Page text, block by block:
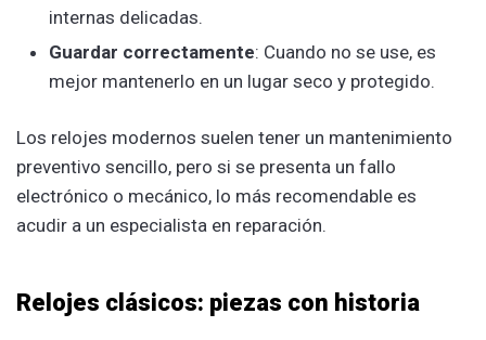
internas delicadas.
Guardar correctamente: Cuando no se use, es
mejor mantenerlo en un lugar seco y protegido.
Los relojes modernos suelen tener un mantenimiento
preventivo sencillo, pero si se presenta un fallo
electrónico o mecánico, lo más recomendable es
acudir a un especialista en reparación.
Relojes clásicos: piezas con historia